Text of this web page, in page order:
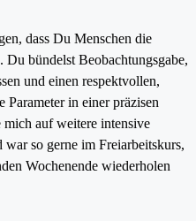
dass Du Menschen die
bündelst Beobachtungsgabe,
und einen respektvollen,
in einer präzisen
auf weitere intensive
so gerne im Freiarbeitskurs,
Wochenende wiederholen